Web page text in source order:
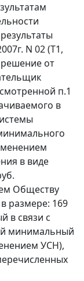
N 02 (Т1,
от
п.1
в
в виде
Обществу
размере: 169
в связи с
минимальный
УСН),